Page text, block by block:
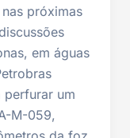
próximas
em águas
perfurar um
M-059,